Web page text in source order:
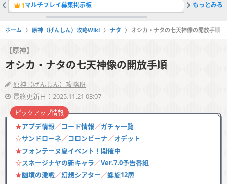
1マルチプレイ募集掲示板 2サルベ
もっとみる
ホーム 原神（げんしん）攻略Wiki ナタ オシカ・ナタの七天神像の開放手順
【原神】
オシカ・ナタの七天神像の開放手順
原神（げんしん）攻略班
最終更新日：2025.11.21 03:07
★アプデ情報／コード情報／ガチャ一覧
☆サンドローネ／コロンビーナ／オデット
★フォンテーヌ夏イベント！開催中
☆スネージナヤの新キャラ／Ver.7.0予告番組
★幽境の激戦／幻想シアター／螺旋12層
ピックアップ情報